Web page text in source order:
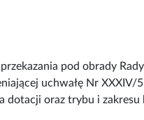
pod obrady
uchwałę Nr
dotacji oraz trybu i